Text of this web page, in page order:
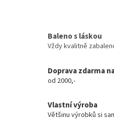
Baleno s láskou
Vždy kvalitně
Doprava zdarma
od 2000,-
Vlastní výroba
Většinu výrobků si